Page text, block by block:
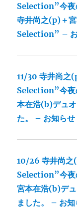
Selection”今夜
寺井尚之(p)＋
Selection” –
11/30 寺井尚之
Selection”今夜
本在浩(b)デュ
た。 – お知らせ
10/26 寺井尚
Selection”今夜
宮本在浩(b)デ
ました。 – お知